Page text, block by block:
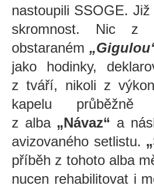
nastoupili SSOGE.
skromnost. Nic z
obstaraném
jako hodinky,
z tváří, nikoli z
kapelu průběžně
z alba „Návaz“ a
avizovaného setlistu.
příběh z tohoto alba
nucen rehabilitovat i